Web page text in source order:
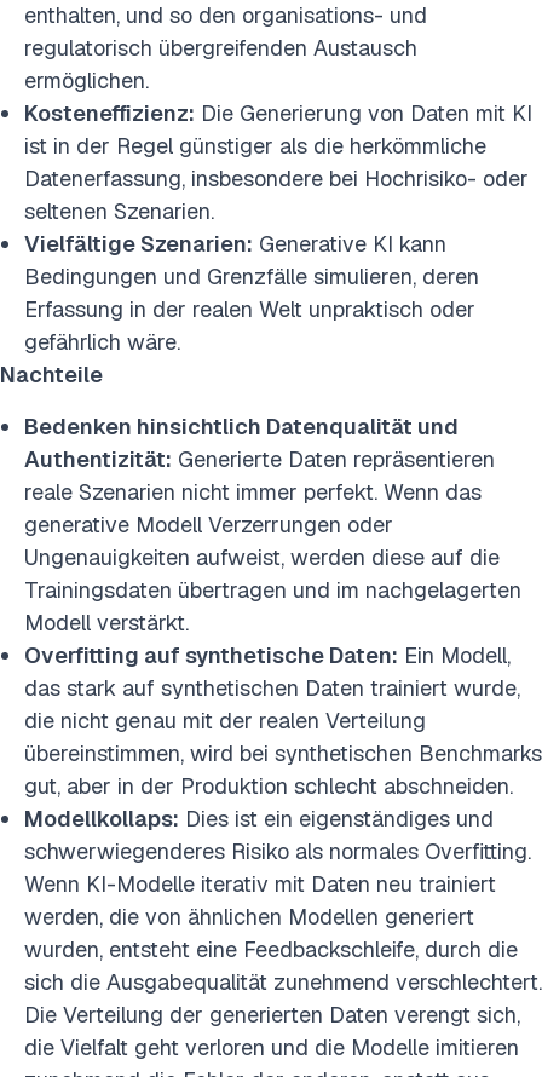
enthalten, und so den organisations- und
regulatorisch übergreifenden Austausch
ermöglichen.
Kosteneffizienz: Die Generierung von Daten mit KI
ist in der Regel günstiger als die herkömmliche
Datenerfassung, insbesondere bei Hochrisiko- oder
seltenen Szenarien.
Vielfältige Szenarien: Generative KI kann
Bedingungen und Grenzfälle simulieren, deren
Erfassung in der realen Welt unpraktisch oder
gefährlich wäre.
Nachteile
Bedenken hinsichtlich Datenqualität und
Authentizität: Generierte Daten repräsentieren
reale Szenarien nicht immer perfekt. Wenn das
generative Modell Verzerrungen oder
Ungenauigkeiten aufweist, werden diese auf die
Trainingsdaten übertragen und im nachgelagerten
Modell verstärkt.
Overfitting auf synthetische Daten: Ein Modell,
das stark auf synthetischen Daten trainiert wurde,
die nicht genau mit der realen Verteilung
übereinstimmen, wird bei synthetischen Benchmarks
gut, aber in der Produktion schlecht abschneiden.
Modellkollaps: Dies ist ein eigenständiges und
schwerwiegenderes Risiko als normales Overfitting.
Wenn KI-Modelle iterativ mit Daten neu trainiert
werden, die von ähnlichen Modellen generiert
wurden, entsteht eine Feedbackschleife, durch die
sich die Ausgabequalität zunehmend verschlechtert.
Die Verteilung der generierten Daten verengt sich,
die Vielfalt geht verloren und die Modelle imitieren